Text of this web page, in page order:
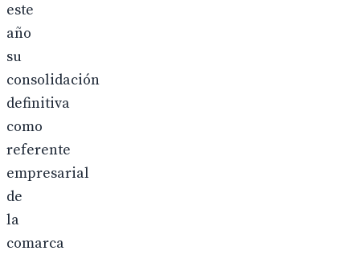
este
año
su
consolidación
definitiva
como
referente
empresarial
de
la
comarca